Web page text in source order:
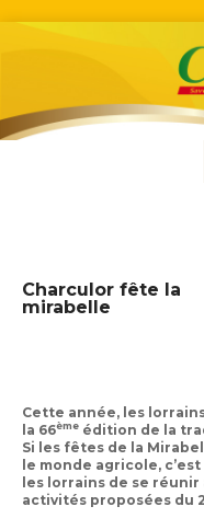
Contact
Recrutement
Accès
Charculor fête la
mirabelle
Cette année, les
la 66ème édition de la
Si les fêtes de la
le monde agricole,
les lorrains de se
activités proposées du